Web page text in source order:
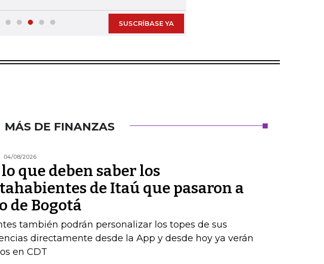
SUSCRÍBASE YA
MÁS DE FINANZAS
04/08/2026
que deben saber los
de Itaú que pasaron a
de Bogotá
también podrán personalizar los topes de sus
directamente desde la App y desde hoy ya verán
en CDT